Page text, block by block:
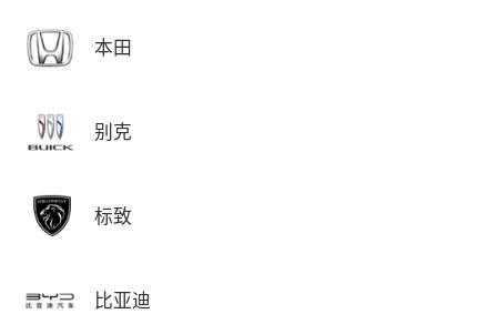
本田
别克
标致
比亚迪